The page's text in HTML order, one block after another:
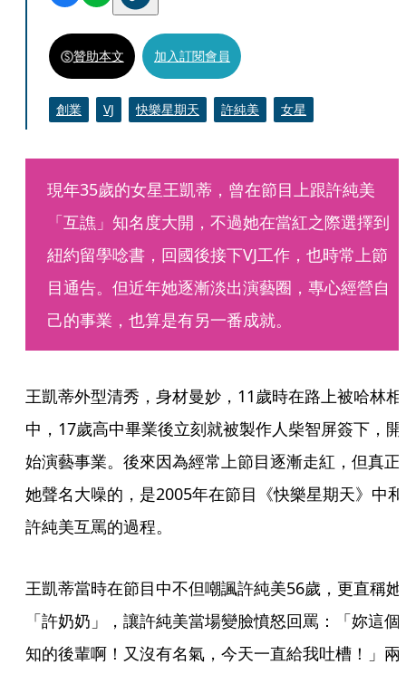
贊助本文 加入訂閱會員
創業 VJ 快樂星期天 許純美 女星
現年35歲的女星王凱蒂，曾在節目上跟許純美
「互譙」知名度大開，不過她在當紅之際選擇到
紐約留學唸書，回國後接下VJ工作，也時常上節
目通告。但近年她逐漸淡出演藝圈，專心經營自
己的事業，也算是有另一番成就。
王凱蒂外型清秀，身材曼妙，11歲時在路上被哈林相
中，17歲高中畢業後立刻就被製作人柴智屏簽下，開
始演藝事業。後來因為經常上節目逐漸走紅，但真正
她聲名大噪的，是2005年在節目《快樂星期天》中和
許純美互罵的過程。
王凱蒂當時在節目中不但嘲諷許純美56歲，更直稱她
「許奶奶」，讓許純美當場變臉憤怒回罵：「妳這個
知的後輩啊！又沒有名氣，今天一直給我吐槽！」兩